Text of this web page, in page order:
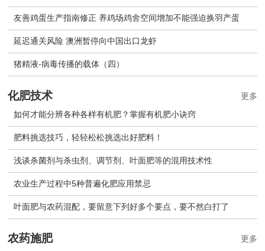
友善鸡蛋生产指南修正 养鸡场鸡舍空间增加不能强迫换羽产蛋
延迟通关风险 澳洲暂停向中国出口龙虾
猪精液-病毒传播的载体（四）
化肥技术
如何才能分辨各种各样有机肥？掌握有机肥小诀窍
肥料挑选技巧，轻轻松松挑选出好肥料！
浅谈杀菌剂与杀虫剂、调节剂、叶面肥等的混用技术性
农业生产过程中5种普遍化肥应用禁忌
叶面肥与农药混配，要留意下列好多个要点，要不然白打了
更多
农药施肥 更多